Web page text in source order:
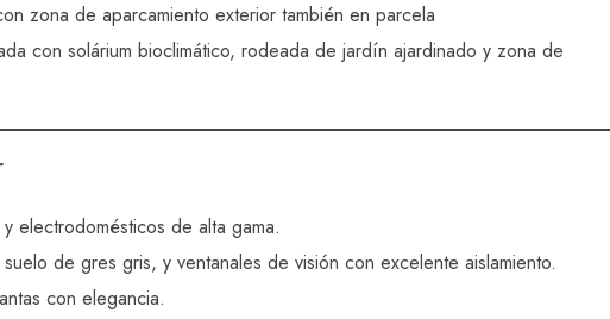
zona de aparcamiento exterior también en parcela
con solárium bioclimático, rodeada de jardín ajardinado y zona de
electrodomésticos de alta gama.
de gres gris, y ventanales de visión con excelente aislamiento.
con elegancia.